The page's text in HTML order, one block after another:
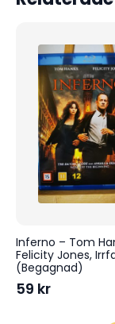
Inferno – Tom
Felicity Jones,
(Begagnad)
59 kr